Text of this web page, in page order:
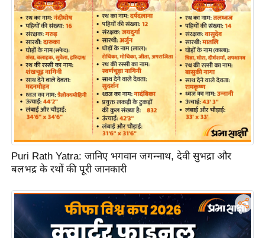
प्र
भु
मा
र्म
ल
व्र
त्यो
हा
र
Puri Rath Yatra: जानिए भगवान जगन्नाथ, देवी सुभद्रा और
बलभद्र के रथों की पूरी जानकारी